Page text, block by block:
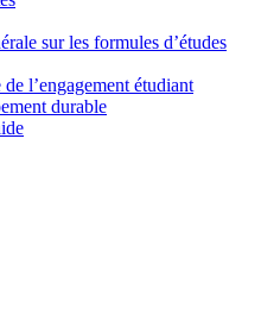
sur les formules d’études
l’engagement étudiant
durable